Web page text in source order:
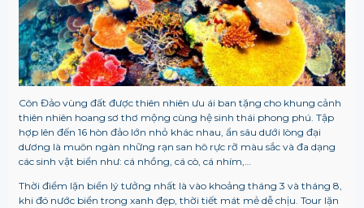
Côn Đảo vùng đất được thiên nhiên ưu ái ban tặng cho khung cảnh
thiên nhiên hoang sơ thơ mộng cùng hệ sinh thái phong phú. Tập
hợp lên đến 16 hòn đảo lớn nhỏ khác nhau, ẩn sâu dưới lòng đại
dương là muôn ngàn những rạn san hô rực rỡ màu sắc và đa dạng
các sinh vật biển như: cá nhồng, cá cò, cá nhím,…
Thời điểm lặn biển lý tưởng nhất là vào khoảng tháng 3 và tháng 8,
khi đó nước biển trong xanh đẹp, thời tiết mát mẻ dễ chịu. Tour lặn